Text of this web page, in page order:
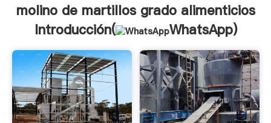
molino de martillos grado alimenticios
Introducción(
WhatsApp)